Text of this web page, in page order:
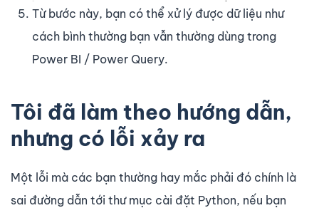
Từ bước này, bạn có thể xử lý được dữ liệu như
cách bình thường bạn vẫn thường dùng trong
Power BI / Power Query.
Tôi đã làm theo hướng dẫn,
nhưng có lỗi xảy ra
Một lỗi mà các bạn thường hay mắc phải đó chính là
sai đường dẫn tới thư mục cài đặt Python, nếu bạn